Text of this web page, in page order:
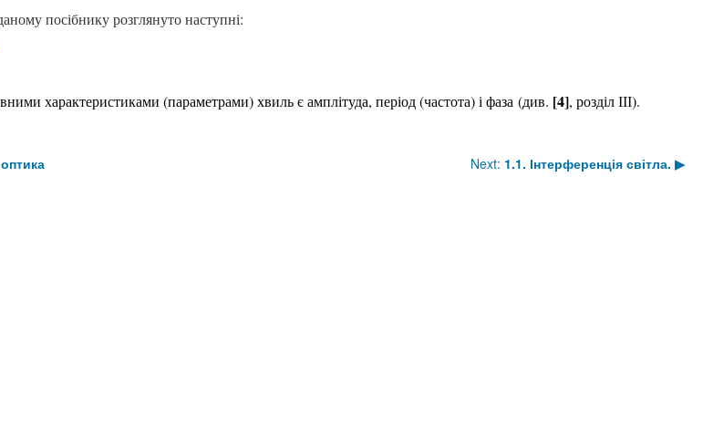
посібнику розглянуто наступні:
характеристиками (параметрами) хвиль є амплітуда, період (частота) і фаза(див. [4], розділ ІІІ).
Next: 1.1. Інтерференція світла. ▶︎